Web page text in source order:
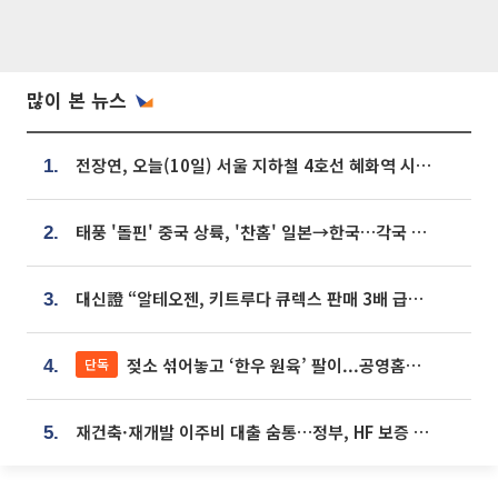
많이 본 뉴스
1. 전장연, 오늘(10일) 서울 지하철 4호선 혜화역 시위…1호선 용산역 무정차
2. 태풍 '돌핀' 중국 상륙, '찬홈' 일본→한국…각국 기상청 예상 경로는?
3. 대신證 “알테오젠, 키트루다 큐렉스 판매 3배 급증…목표가 41만원 상향”
4. 단독 젖소 섞어놓고 ‘한우 원육’ 팔이...공영홈쇼핑 표기·검증 구멍
5. 재건축·재개발 이주비 대출 숨통…정부, HF 보증 신설 추진